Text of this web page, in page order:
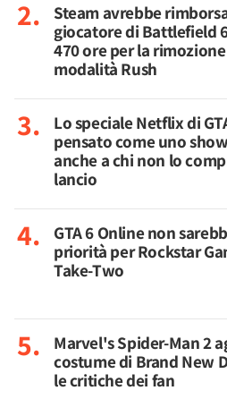
Steam avrebbe
giocatore di Battlefield
470 ore per la
modalità Rush
Lo speciale Netflix di
pensato come uno
anche a chi non lo
lancio
GTA 6 Online non
priorità per Rockstar
Take-Two
Marvel's Spider-Man 2
costume di Brand New
le critiche dei fan